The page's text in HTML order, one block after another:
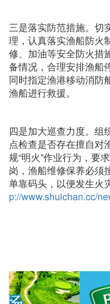
三是落实防范措施。切
理，认真落实渔船防火
修、加油等安全防火措
备情况，合理安排渔船
同时指定渔港移动消防
渔船进行救援。
四是加大巡查力度。组
点检查是否存在擅自对
规“明火”作业行为，要
岗，渔船维修保养必须
单靠码头，以便发生火
p://www.shuichan.cc/